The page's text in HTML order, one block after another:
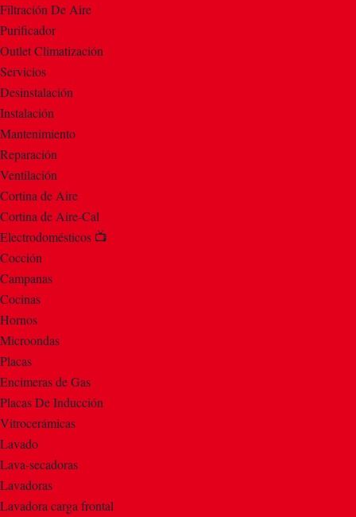
Filtración De Aire
Purificador
Outlet Climatización
Servicios
Desinstalación
Instalación
Mantenimiento
Reparación
Ventilación
Cortina de Aire
Cortina de Aire-Cal
Electrodomésticos 📺
Cocción
Campanas
Cocinas
Hornos
Microondas
Placas
Encimeras de Gas
Placas De Inducción
Vitrocerámicas
Lavado
Lava-secadoras
Lavadoras
Lavadora carga frontal